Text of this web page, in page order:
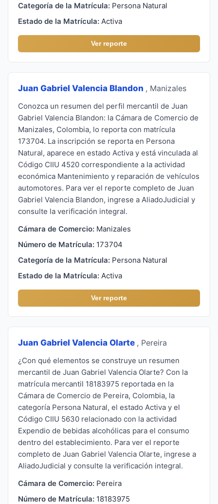
Categoría de la Matrícula: Persona Natural
Estado de la Matrícula: Activa
Ver reporte
Juan Gabriel Valencia Blandon , Manizales
Conozca un resumen del perfil mercantil de Juan
Gabriel Valencia Blandon: la Cámara de Comercio de
Manizales, Colombia, lo reporta con matrícula
173704. La inscripción se reporta en Persona
Natural, aparece en estado Activa y está vinculada al
Código CIIU 4520 correspondiente a la actividad
económica Mantenimiento y reparación de vehículos
automotores. Para ver el reporte completo de Juan
Gabriel Valencia Blandon, ingrese a AliadoJudicial y
consulte la verificación integral.
Cámara de Comercio: Manizales
Número de Matrícula: 173704
Categoría de la Matrícula: Persona Natural
Estado de la Matrícula: Activa
Ver reporte
Juan Gabriel Valencia Olarte , Pereira
¿Con qué elementos se construye un resumen
mercantil de Juan Gabriel Valencia Olarte? Con la
matrícula mercantil 18183975 reportada en la
Cámara de Comercio de Pereira, Colombia, la
categoría Persona Natural, el estado Activa y el
Código CIIU 5630 relacionado con la actividad
Expendio de bebidas alcohólicas para el consumo
dentro del establecimiento. Para ver el reporte
completo de Juan Gabriel Valencia Olarte, ingrese a
AliadoJudicial y consulte la verificación integral.
Cámara de Comercio: Pereira
Número de Matrícula: 18183975